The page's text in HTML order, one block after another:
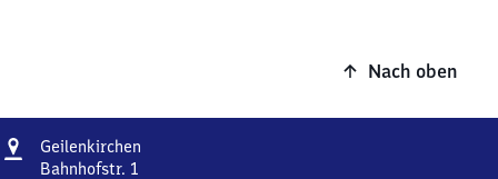
Nach oben
Adresse
Geilenkirchen
Bahnhofstr. 1